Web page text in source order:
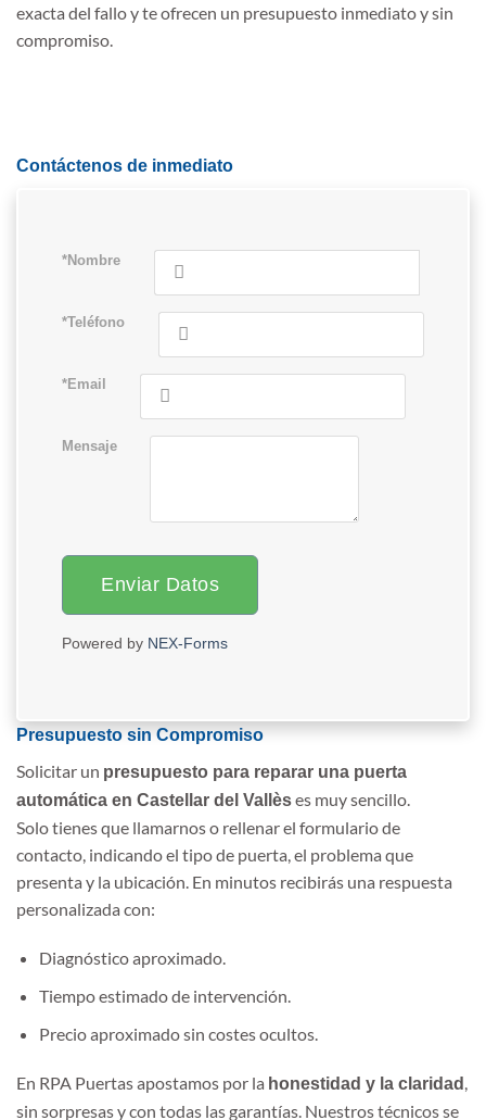
exacta del fallo y te ofrecen un presupuesto inmediato y sin
compromiso.
Contáctenos de inmediato
*Nombre
*Teléfono
*Email
Mensaje
Enviar Datos
Powered by NEX-Forms
Presupuesto sin Compromiso
Solicitar un presupuesto para reparar una puerta
automática en Castellar del Vallèses muy sencillo.
Solo tienes que llamarnos o rellenar el formulario de
contacto, indicando el tipo de puerta, el problema que
presenta y la ubicación. En minutos recibirás una respuesta
personalizada con:
Diagnóstico aproximado.
Tiempo estimado de intervención.
Precio aproximado sin costes ocultos.
En RPA Puertas apostamos por la honestidad y la claridad ,
sin sorpresas y con todas las garantías. Nuestros técnicos se